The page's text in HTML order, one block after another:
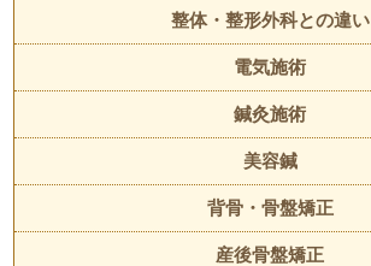
整体・整形外科との違い
電気施術
鍼灸施術
美容鍼
背骨・骨盤矯正
産後骨盤矯正